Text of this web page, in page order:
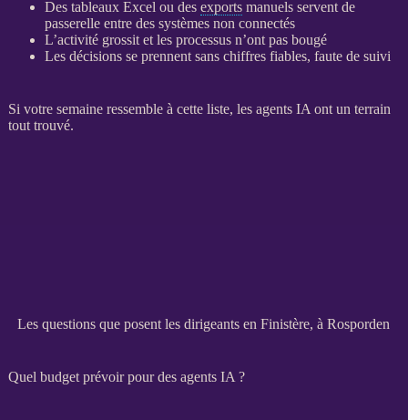
Des tableaux Excel ou des exportsmanuels servent de
passerelle entre des systèmes non connectés
L’activité grossit et les processusn’ont pas bougé
Les décisions se prennent sans chiffres fiables, faute de suivi
Si votre semaine ressemble à cette liste, les agents IA ont un terrain
tout trouvé.
Les questions que posent les dirigeants en Finistère, à Rosporden
Quel budget prévoir pour des agents IA ?